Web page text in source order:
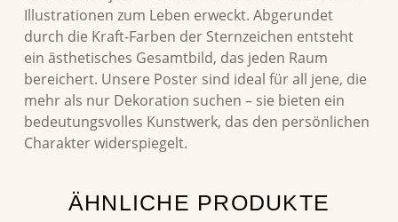
Illustrationen zum Leben erweckt. Abgerundet
durch die Kraft-Farben der Sternzeichen entsteht
ein ästhetisches Gesamtbild, das jeden Raum
bereichert. Unsere Poster sind ideal für all jene, die
mehr als nur Dekoration suchen – sie bieten ein
bedeutungsvolles Kunstwerk, das den persönlichen
Charakter widerspiegelt.
ÄHNLICHE PRODUKTE